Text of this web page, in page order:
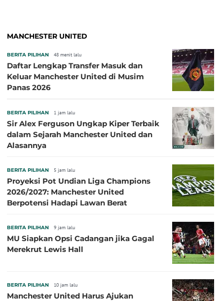
MANCHESTER UNITED
BERITA PILIHAN 48 menit lalu
Daftar Lengkap Transfer Masuk dan
Keluar Manchester United di Musim
Panas 2026
BERITA PILIHAN 1 jam lalu
Sir Alex Ferguson Ungkap Kiper Terbaik
dalam Sejarah Manchester United dan
Alasannya
BERITA PILIHAN 5 jam lalu
Proyeksi Pot Undian Liga Champions
2026/2027: Manchester United
Berpotensi Hadapi Lawan Berat
BERITA PILIHAN 9 jam lalu
MU Siapkan Opsi Cadangan jika Gagal
Merekrut Lewis Hall
BERITA PILIHAN 10 jam lalu
Manchester United Harus Ajukan